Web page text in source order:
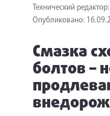
Технический
Опубликовано:
Смазка
болтов –